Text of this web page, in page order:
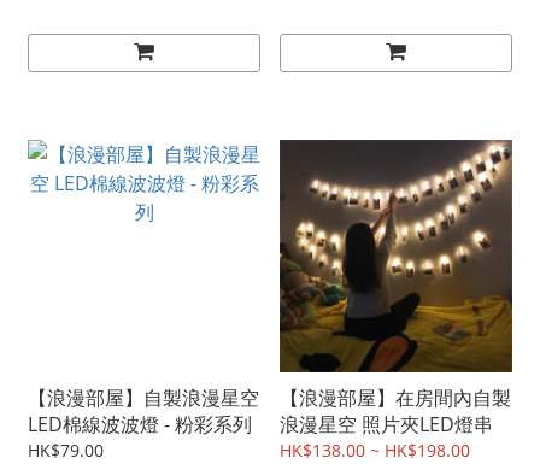
【浪漫部屋】自製浪漫星空
LED棉線波波燈 - 粉彩系列
HK$79.00
【浪漫部屋】在房間內自製
浪漫星空 照片夾LED燈串
HK$138.00 ~ HK$198.00